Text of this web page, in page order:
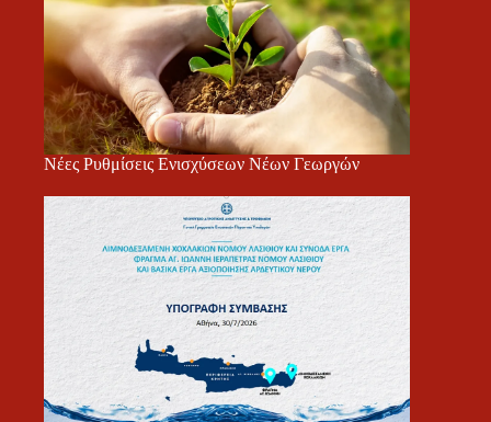
Νέες Ρυθμίσεις Ενισχύσεων Νέων Γεωργών